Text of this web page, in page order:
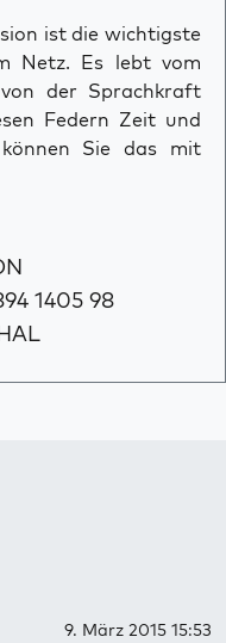
ist die wichtigste
Netz. Es lebt vom
der Sprachkraft
Federn Zeit und
Sie das mit
1405 98
9. März 2015 15:53